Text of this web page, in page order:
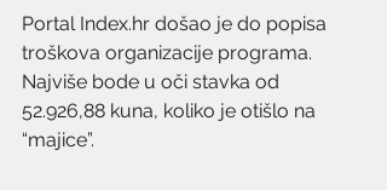
Portal Index.hr došao je do popisa
troškova organizacije programa.
Najviše bode u oči stavka od
52.926,88 kuna, koliko je otišlo na
“majice”.